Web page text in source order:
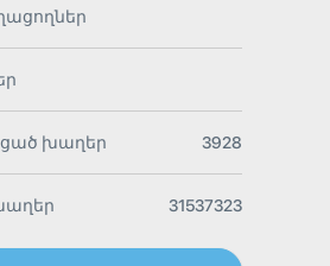
խաղեր 3928
31537323